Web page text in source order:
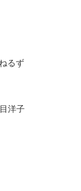
るず
洋子